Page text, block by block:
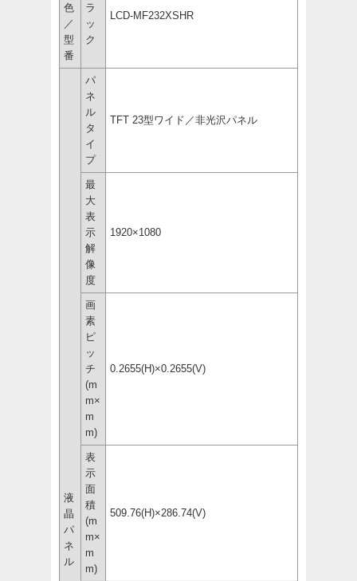
色
／
型
番
ラ
ッ
ク
LCD-MF232XSHR
液
晶
パ
ネ
ル
パ
ネ
ル
タ
イ
プ
TFT 23型ワイド／非光沢パネル
最
大
表
示
解
像
度
1920×1080
画
素
ピ
ッ
チ
(m
m×
m
m)
0.2655(H)×0.2655(V)
表
示
面
積
(m
m×
m
m)
509.76(H)×286.74(V)